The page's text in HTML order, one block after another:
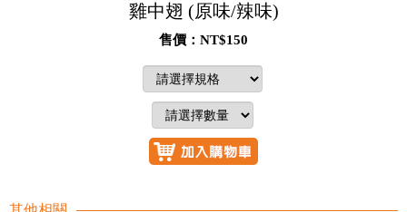
雞中翅 (原味/辣味)
售價：NT$150